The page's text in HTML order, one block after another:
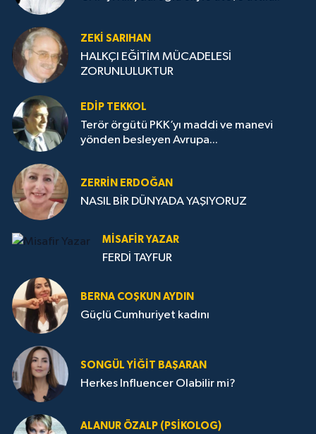
ZEKI SARIHAN
HALKÇI EĞİTİM MÜCADELESİ
ZORUNLULUKTUR
EDIP TEKKOL
Terör örgütü PKK’yı maddi ve manevi
yönden besleyen Avrupa...
ZERRIN ERDOĞAN
NASIL BİR DÜNYADA YAŞIYORUZ
MISAFIR YAZAR
FERDİ TAYFUR
BERNA COŞKUN AYDIN
Güçlü Cumhuriyet kadını
SONGÜL YIĞIT BAŞARAN
Herkes Influencer Olabilir mi?
ALANUR ÖZALP (PSIKOLOG)